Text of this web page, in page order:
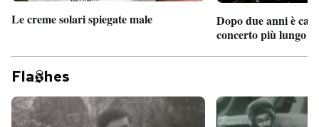
Le creme solari spiegate male
Dopo due anni è
concerto più lungo
Fla hes